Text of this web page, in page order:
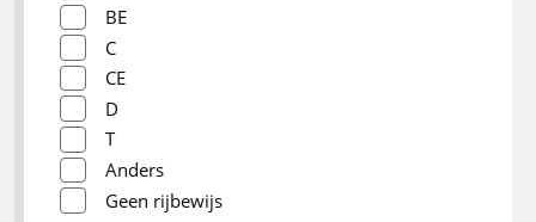
BE
C
CE
D
T
Anders
Geen rijbewijs